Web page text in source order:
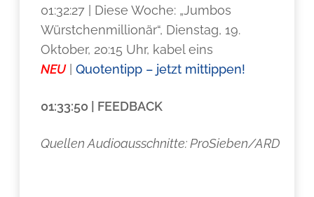
01:32:27 | Diese Woche: „Jumbos
Würstchenmillionär“, Dienstag, 19.
Oktober, 20:15 Uhr, kabel eins
NEU|Quotentipp – jetzt mittippen!
01:33:50 | FEEDBACK
Quellen Audioausschnitte: ProSieben/ARD